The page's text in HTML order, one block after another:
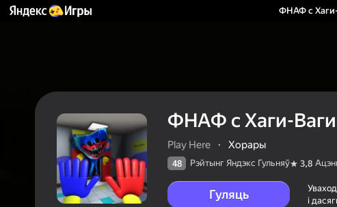
ФНАФ с
ФНАФ с Хаги-
Play Here · Хорары
48 Рэйтынг Яндэкс Гульняў 3,8
Гуляць
і